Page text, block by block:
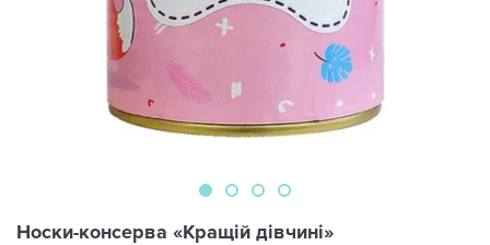
Носки-консерва «Кращій дівчині»